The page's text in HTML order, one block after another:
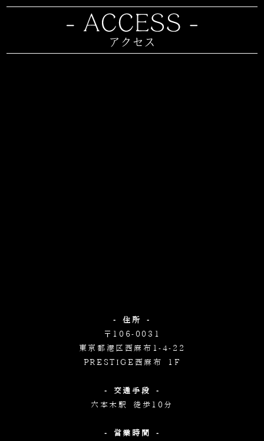
- 住所 -
〒106-0031
東京都港区西麻布1-4-22
PRESTIGE西麻布 1F
- 交通手段 -
六本木駅 徒歩10分
- 営業時間 -